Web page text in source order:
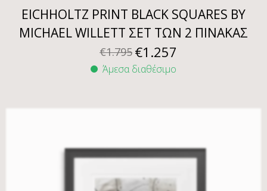
EICHHOLTZ PRINT BLACK SQUARES BY
MICHAEL WILLETT ΣΕΤ ΤΩΝ 2 ΠΙΝΑΚΑΣ
€1.795 €1.257
Άμεσα διαθέσιμο